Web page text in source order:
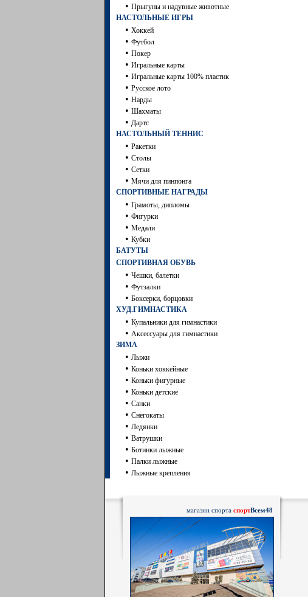
• Прыгуны и надувные животные
НАСТОЛЬНЫЕ ИГРЫ
• Хоккей
• Футбол
• Покер
• Игральные карты
• Игральные карты 100% пластик
• Русское лото
• Нарды
• Шахматы
• Дартc
НАСТОЛЬНЫЙ ТЕННИС
• Ракетки
• Столы
• Сетки
• Мячи для пинпонга
СПОРТИВНЫЕ НАГРАДЫ
• Грамоты, дипломы
• Фигурки
• Медали
• Кубки
БАТУТЫ
СПОРТИВНАЯ ОБУВЬ
• Чешки, балетки
• Футзалки
• Боксерки, борцовки
ХУД.ГИМНАСТИКА
• Купальники для гимнастики
• Аксессуары для гимнастики
ЗИМА
• Лыжи
• Коньки хоккейные
• Коньки фигурные
• Коньки детские
• Санки
• Снегокаты
• Ледянки
• Ватрушки
• Ботинки лыжные
• Палки лыжные
• Лыжные крепления
магазин спорта спортВсем48